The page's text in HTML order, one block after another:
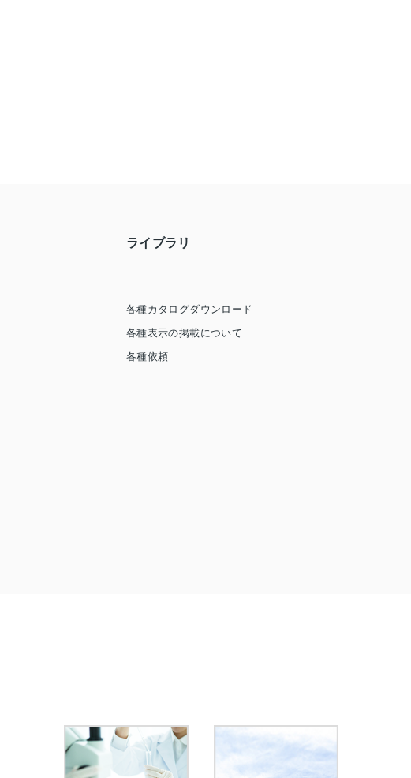
ライブラリ
各種カタログダウンロード
各種表示の掲載について
各種依頼